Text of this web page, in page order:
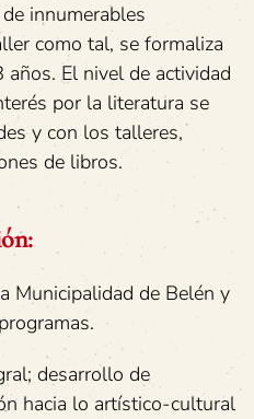
innumerables
como tal, se formaliza
El nivel de actividad
por la literatura se
y con los talleres,
de libros.
Municipalidad de Belén y
desarrollo de
hacia lo artístico-cultural